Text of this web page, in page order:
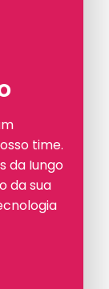
time.
da Iungo
da sua